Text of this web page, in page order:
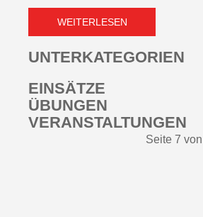
WEITERLESEN
UNTERKATEGORIEN
EINSÄTZE
EINSÄTZE 2021
EINSÄTZE 2022
ÜBUNGEN
ÜBUNGEN 2021
VERANSTALTUNGEN
Seite 7